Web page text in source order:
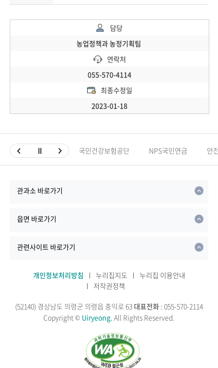
담당
농업정책과 농정기획팀
연락처
055-570-4114
최종수정일
2023-01-18
국민건강보험공단 NPS국민연금 안
관과소 바로가기
읍면 바로가기
관련사이트 바로가기
개인정보처리방침 누리집지도
누리집 이용안내
저작권정책
(52140) 경상남도 의령군 의령읍 충익로 63 대표전화 : 055-570-2114
Copyright © Uiryeong. All Rights Reserved.